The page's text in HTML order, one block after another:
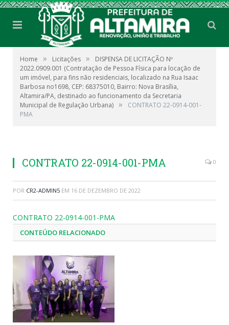
Home » Licitações »
DISPENSA DE LICITAÇÃO Nº
2022.0909.001 (Contratação de Pessoa Física para locação de
um imóvel, para fins não residenciais, localizado na Rua Isaac
Barbosa no1698, CEP: 68375010, Bairro: Nova Brasília,
Altamira/PA, destinado ao funcionamento da Secretaria
Municipal de Regulação Urbana) »
CONTRATO 22-0914-001-
PMA
CONTRATO 22-0914-001-PMA 0
POR CR2-ADMIN5 EM 16 DE DEZEMBRO DE 2022
CONTRATO 22-0914-001-PMA
CONTEÚDO RELACIONADO